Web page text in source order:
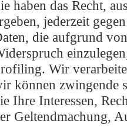
haben das Recht,
jederzeit
die aufgrund
Wir
können zwingende
Ihre Interessen,
Geltendmachung,